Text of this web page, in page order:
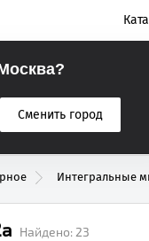
Реле
Сменить город
Интегральные
Найдено: 23